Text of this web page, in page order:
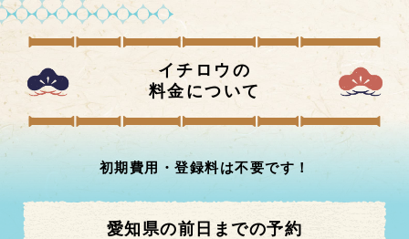
イチロウの
料金について
初期費用・登録料は不要です！
愛知県の前日までの予約